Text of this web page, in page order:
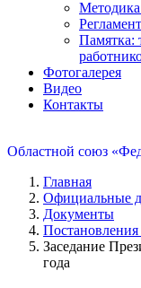
Памятка:
Фотогалерея
Видео
Контакты
Областной союз
Главная
Официальные
Документы
Заседание
года